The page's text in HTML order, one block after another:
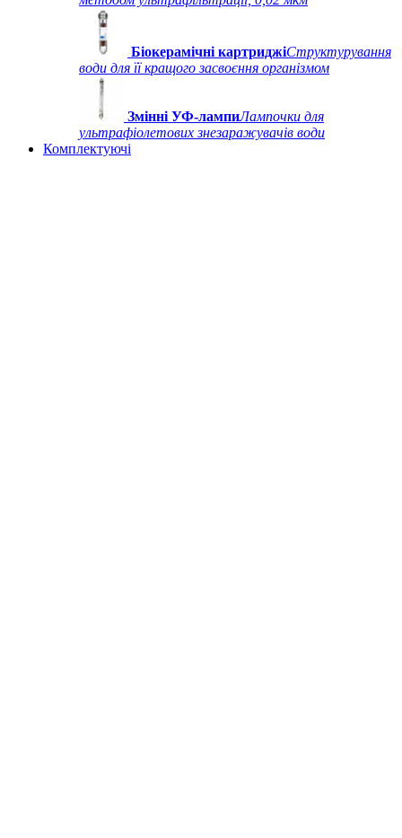
Біокерамічні картриджіСтруктурування
води для її кращого засвоєння організмом
Змінні УФ-лампиЛампочки для
ультрафіолетових знезаражувачів води
Комплектуючі